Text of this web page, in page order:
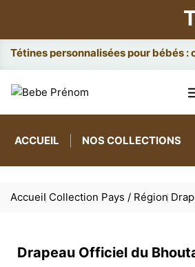
Att
ACCUEIL NOS COLLECTIONS
Accueil Collection Pays / Région
Drapeau Officiel du